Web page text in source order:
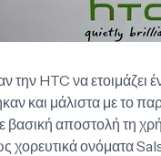
την HTC να ετοιμάζει
και μάλιστα με το
αποστολή τη
χορευτικά ονόματα